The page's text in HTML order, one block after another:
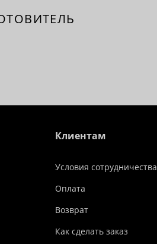
Клиентам
Условия сотрудничества
Оплата
Возврат
Как сделать заказ